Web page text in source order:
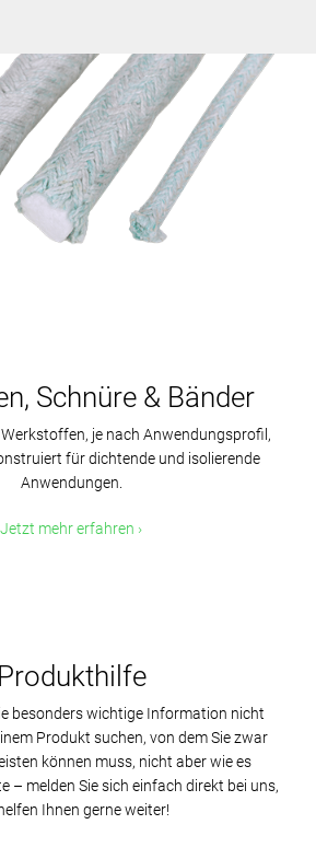
Schnüre & Bänder
je nach Anwendungsprofil,
für dichtende und isolierende
Anwendungen.
Jetzt mehr erfahren
Produkthilfe
besonders wichtige Information nicht
Produkt suchen, von dem Sie zwar
können muss, nicht aber wie es
– melden Sie sich einfach direkt bei uns,
Ihnen gerne weiter!